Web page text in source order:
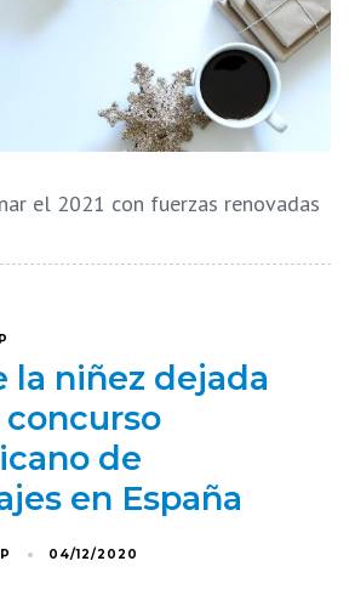
el 2021 con fuerzas renovadas
la niñez dejada
concurso
de
en España
04/12/2020